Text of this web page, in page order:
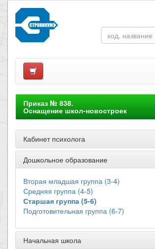
Приказ № 838.
Оснащение школ-новостроек
Кабинет психолога
Дошкольное образование
Вторая младшая группа (3-4)
Средняя группа (4-5)
Старшая группа (5-6)
Подготовительная группа (6-7)
Начальная школа